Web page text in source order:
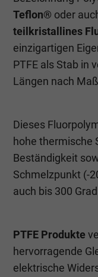
Teflon® oder
teilkristallines
einzigartigen
PTFE als Stab in
Längen nach
Dieses
hohe thermische
Beständigkeit
Schmelzpunkt (-
auch bis 300
PTFE Produkte
hervorragende
elektrische